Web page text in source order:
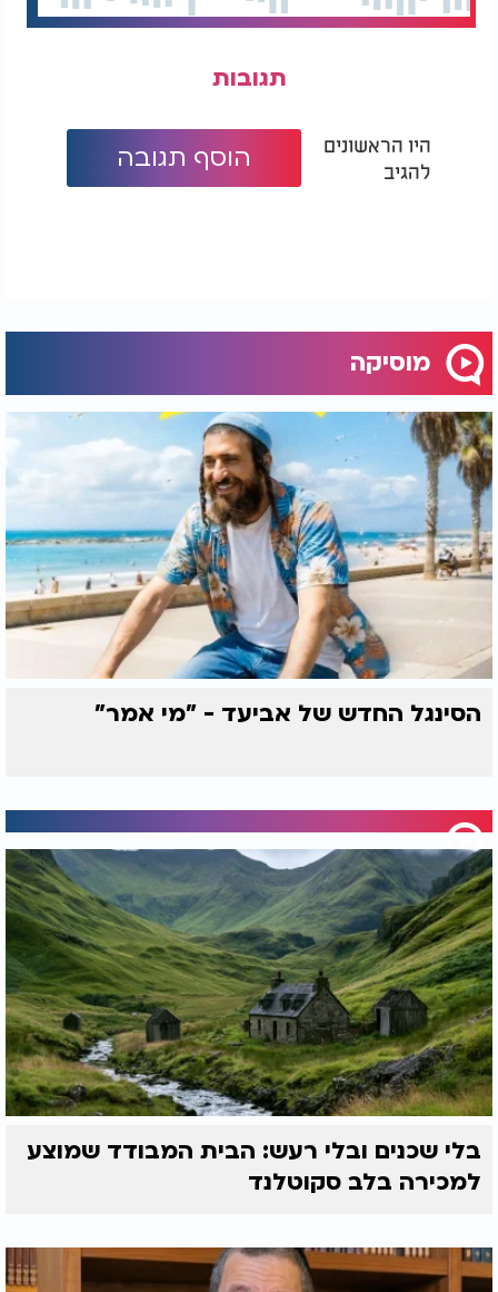
תגובות
היו הראשונים
להגיב
הוסף תגובה
מוסיקה
הסינגל החדש של אביעד - "מי אמר"
בלי שכנים ובלי רעש: הבית המבודד שמוצע
למכירה בלב סקוטלנד